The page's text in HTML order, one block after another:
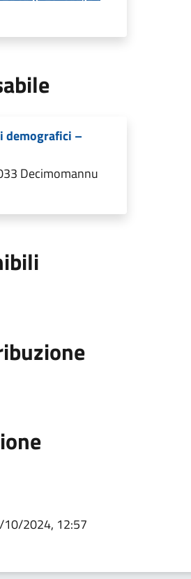
demografici –
Decimomannu
10/2024, 12:57